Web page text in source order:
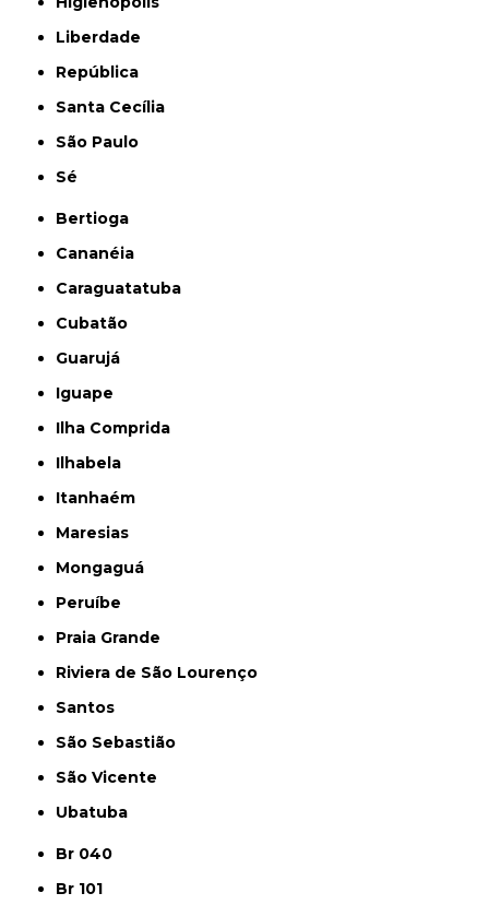
Liberdade
República
Santa Cecília
São Paulo
Sé
Bertioga
Cananéia
Caraguatatuba
Cubatão
Guarujá
Iguape
Ilha Comprida
Ilhabela
Itanhaém
Maresias
Mongaguá
Peruíbe
Praia Grande
Riviera de São Lourenço
Santos
São Sebastião
São Vicente
Ubatuba
Br 040
Br 101